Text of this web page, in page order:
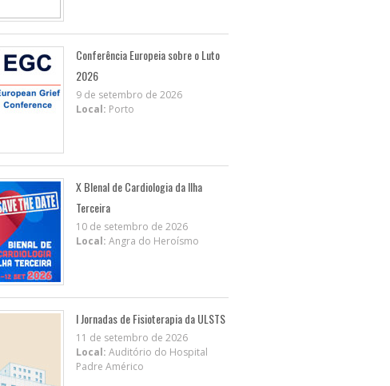
Conferência Europeia sobre o Luto
2026
9 de setembro de 2026
Local: Porto
X BIenal de Cardiologia da Ilha
Terceira
10 de setembro de 2026
Local: Angra do Heroísmo
I Jornadas de Fisioterapia da ULSTS
11 de setembro de 2026
Local: Auditório do Hospital
Padre Américo